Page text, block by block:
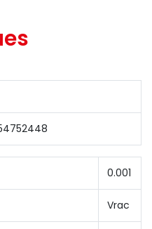
0.001
Vrac